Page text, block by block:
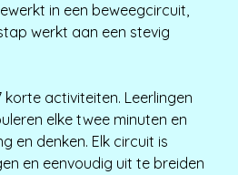
in een beweegcircuit,
werkt aan een stevig
activiteiten. Leerlingen
elke twee minuten en
en denken. Elk circuit is
en eenvoudig uit te breiden